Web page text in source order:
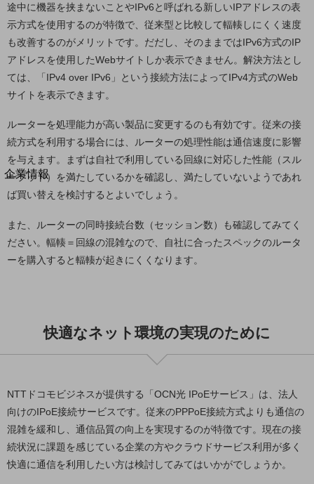
モバイル・ICTサービスをオンラインで
相談・申し込みができるバーチャルショップ
法人向けモバイルトップ
はじめての方へ
サービス・商品を探す
新規会員登録/ログインはこちら
100回線以上のお問い合わせ・お見積りはこちら
別ウィンドウで開きます
企業情報
企業情報TOP
会社案内TOP
組織
ニュースルーム
ニュースルームTOP
ニュースリリース
地域からの発表
途中に機器を挟まないことやIPv6と呼ばれる新しいIPアドレスの表
示方式を使用するのが特徴で、従来型と比較して輻輳しにくく速度
も改善するのがメリットです。だだし、そのままではIPv6方式のIP
アドレスを使用したWebサイトしか表示できません。解決方法とし
ては、「IPv4 over IPv6」という接続方法によってIPv4方式のWeb
サイトを表示できます。
ルーターを処理能力が高い製品に変更するのも有効です。従来の接
続方式を利用する場合には、ルーターの処理性能は通信速度に影響
を与えます。まずは自社で利用している回線に対応した性能（スル
ープット）を満たしているかを確認し、満たしていないようであれ
ば買い替えを検討するとよいでしょう。
また、ルーターの同時接続台数（セッション数）も確認してみてく
ださい。輻輳＝回線の混雑なので、自社に合ったスペックのルータ
ーを購入すると輻輳が起きにくくなります。
快適なネット環境の実現のために
NTTドコモビジネスが提供する「OCN光 IPoEサービス」は、法人
向けのIPoE接続サービスです。従来のPPPoE接続方式よりも通信の
混雑を緩和し、通信品質の向上を実現するのが特徴です。現在の接
続状況に課題を感じている企業の方やクラウドサービス利用が多く
快適に通信を利用したい方は検討してみてはいかがでしょうか。